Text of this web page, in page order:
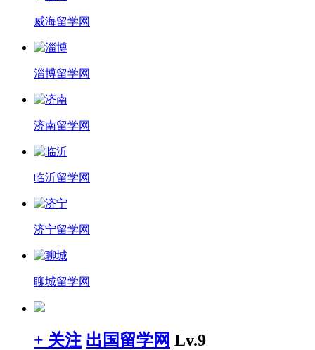
威海留学网
淄博留学网
济南留学网
临沂留学网
济宁留学网
聊城留学网
+ 关注 出国留学网 Lv.9